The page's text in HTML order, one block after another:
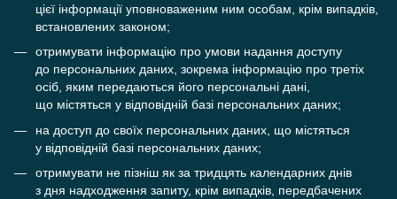
цієї інформації уповноваженим ним особам, крім випадків,
встановлених законом;
отримувати інформацію про умови надання доступу
до персональних даних, зокрема інформацію про третіх
осіб, яким передаються його персональні дані,
що містяться у відповідній базі персональних даних;
на доступ до своїх персональних даних, що містяться
у відповідній базі персональних даних;
отримувати не пізніш як за тридцять календарних днів
з дня надходження запиту, крім випадків, передбачених